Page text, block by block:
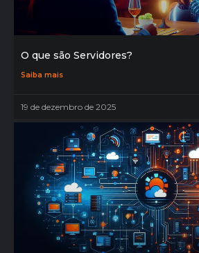
O que são Servidores?
Saiba mais
19 de dezembro de 2025